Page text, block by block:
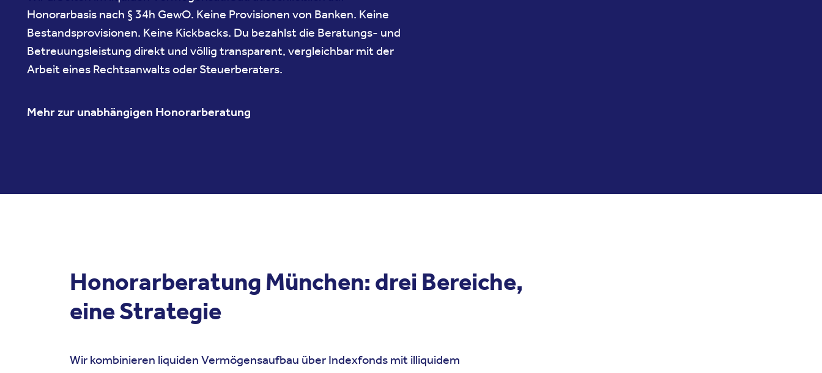
Honorarbasis nach § 34h GewO. Keine Provisionen von Banken. Keine
Bestandsprovisionen. Keine Kickbacks. Du bezahlst die Beratungs- und
Betreuungsleistung direkt und völlig transparent, vergleichbar mit der
Arbeit eines Rechtsanwalts oder Steuerberaters.
Mehr zur unabhängigen Honorarberatung
Honorarberatung München: drei Bereiche,
eine Strategie
Wir kombinieren liquiden Vermögensaufbau über Indexfonds mit illiquidem